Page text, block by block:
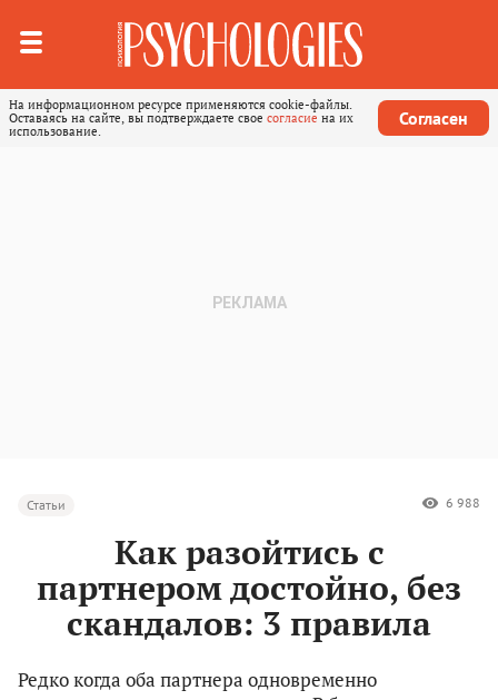
На информационном ресурсе применяются cookie-файлы.
Оставаясь на сайте, вы подтверждаете свое согласие на их
использование.
Согласен
Статьи 6 988
Как разойтись с
партнером достойно, без
скандалов: 3 правила
Редко когда оба партнера одновременно